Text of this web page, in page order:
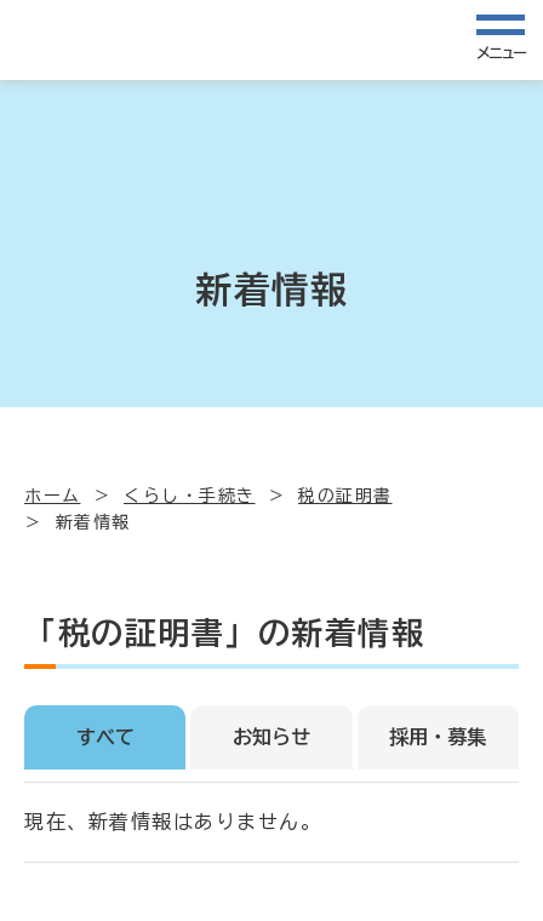
メニュー
新着情報
ホーム くらし・手続き
税の証明書
新着情報
「税の証明書」の新着情報
すべて お知らせ 採用・募集
現在、新着情報はありません。